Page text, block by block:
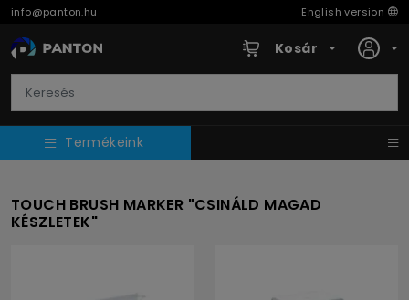
info@panton.hu English version
Kosár
Termékeink
TOUCH BRUSH MARKER "CSINÁLD MAGAD
KÉSZLETEK"